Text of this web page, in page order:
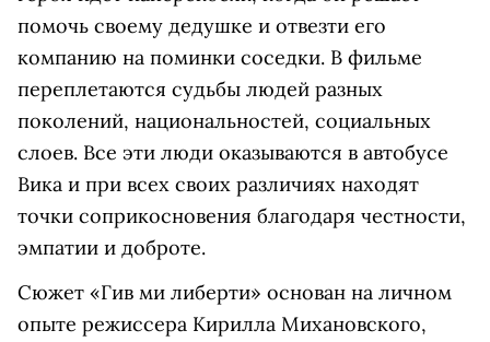
помочь своему дедушке и отвезти его
компанию на поминки соседки. В фильме
переплетаются судьбы людей разных
поколений, национальностей, социальных
слоев. Все эти люди оказываются в автобусе
Вика и при всех своих различиях находят
точки соприкосновения благодаря честности,
эмпатии и доброте.
Сюжет «Гив ми либерти» основан на личном
опыте режиссера Кирилла Михановского,